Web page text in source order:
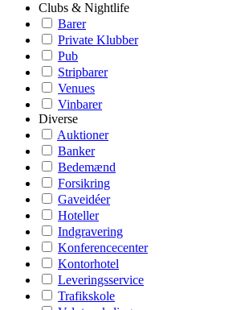
Clubs & Nightlife
Barer
Private Klubber
Pub
Stripbarer
Venues
Vinbarer
Diverse
Auktioner
Banker
Bedemænd
Forsikring
Gaveidéer
Hoteller
Indgravering
Konferencecenter
Kontorhotel
Leveringsservice
Trafikskole